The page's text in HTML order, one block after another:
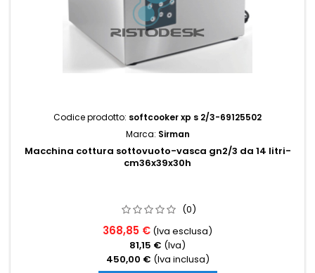
Codice prodotto: softcooker xp s 2/3-69125502
Marca: Sirman
Macchina cottura sottovuoto-vasca gn2/3 da 14 litri-
cm36x39x30h
(0)
368,85 € (Iva esclusa)
81,15 € (Iva)
450,00 € (Iva inclusa)